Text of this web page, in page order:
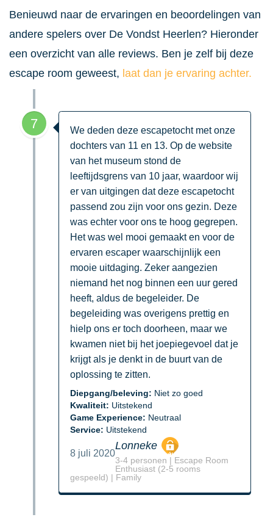
Benieuwd naar de ervaringen en beoordelingen van
andere spelers over De Vondst Heerlen? Hieronder
een overzicht van alle reviews. Ben je zelf bij deze
escape room geweest, laat dan je ervaring achter.
7
We deden deze escapetocht met onze
dochters van 11 en 13. Op de website
van het museum stond de
leeftijdsgrens van 10 jaar, waardoor wij
er van uitgingen dat deze escapetocht
passend zou zijn voor ons gezin. Deze
was echter voor ons te hoog gegrepen.
Het was wel mooi gemaakt en voor de
ervaren escaper waarschijnlijk een
mooie uitdaging. Zeker aangezien
niemand het nog binnen een uur gered
heeft, aldus de begeleider. De
begeleiding was overigens prettig en
hielp ons er toch doorheen, maar we
kwamen niet bij het joepiegevoel dat je
krijgt als je denkt in de buurt van de
oplossing te zitten.
Diepgang/beleving: Niet zo goed
Kwaliteit: Uitstekend
Game Experience: Neutraal
Service: Uitstekend
8 juli 2020
Lonneke
3-4 personen | Escape Room
Enthusiast (2-5 rooms
gespeeld) | Family